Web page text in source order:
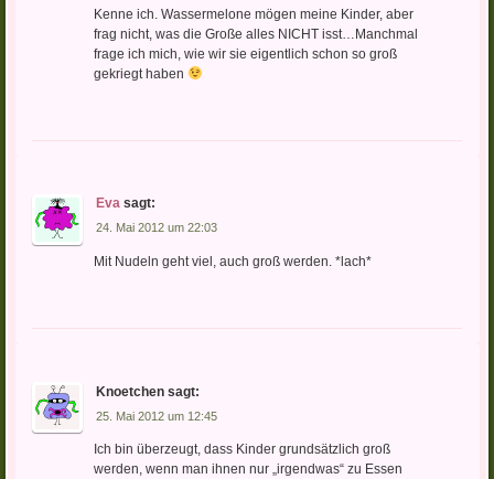
Kenne ich. Wassermelone mögen meine Kinder, aber
frag nicht, was die Große alles NICHT isst…Manchmal
frage ich mich, wie wir sie eigentlich schon so groß
gekriegt haben
Eva sagt:
24. Mai 2012 um 22:03
Mit Nudeln geht viel, auch groß werden. *lach*
Knoetchen sagt:
25. Mai 2012 um 12:45
Ich bin überzeugt, dass Kinder grundsätzlich groß
werden, wenn man ihnen nur „irgendwas“ zu Essen